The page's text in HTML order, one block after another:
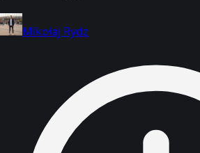
Mikołaj Rydz